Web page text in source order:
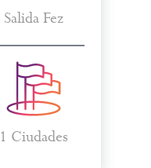
Salida Fez
1 Ciudades